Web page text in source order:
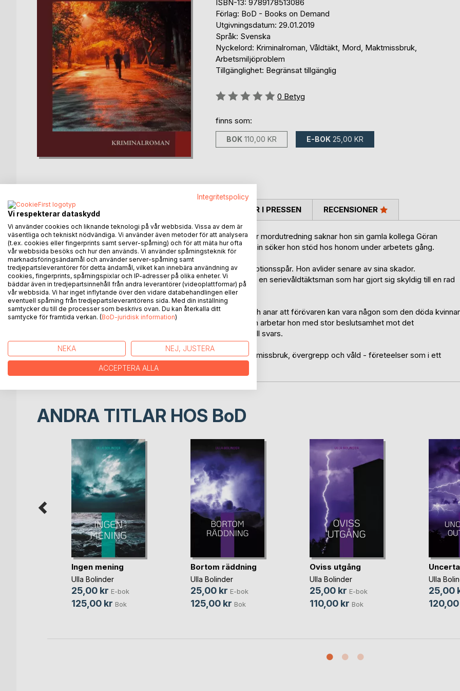
ISBN-13: 9789178513086
Förlag: BoD - Books on Demand
Utgivningsdatum: 29.01.2019
Språk: Svenska
Nyckelord: Kriminalroman, Våldtäkt, Mord, Maktmissbruk,
Arbetsmiljöproblem
Tillgänglighet: Begränsat tillgänglig
Betyg::
0 Betyg
finns som:
BOK 110,00 KR E-BOK 25,00 KR
BESKRIVNING
När kriminalinspektör Ann-Catrin Friberg ställs inför en svår mordutredning saknar hon sin gamla kollega Göran
Mårtensson som inte längre är i livet. I tankarna och fantasin söker hon stöd hos honom under arbetets gång.
En kvinna har hittats misshandlad och våldtagen intill ett motionsspår. Hon avlider senare av sina skador.
Misstankarna faller snart på den så kallade Tunnelmannen, en serievåldtäktsman som har gjort sig skyldig till en rad
brutala kvinnoöverfall de senaste åren.
Ann-Catrin Friberg känner sig tveksam till misstankarna och anar att förövaren kan vara någon som den döda
kände. Tillsammans med sina kolleger i utredningsgruppen arbetar hon med stor beslutsamhet mot det
gemensamma målet att hitta mördaren och ställa honom till svars.
I DIN HIMMEL är en mörk och smärtsam skildring av maktmissbruk, övergrepp och våld - företeelser som i ett
större perspektiv hotar hela vår existens.
KOMMENTARER I PRESSEN RECENSIONER
ANDRA TITLAR HOS BoD
Ingen mening
Ulla Bolinder
25,00 kr E-bok
125,00 kr Bok
Bortom räddning
Ulla Bolinder
25,00 kr E-bok
125,00 kr Bok
Oviss utgång
Ulla Bolinder
25,00 kr E-bok
110,00 kr Bok
Ulla
25,00
Integritetspolicy
Vi respekterar dataskydd
Vi använder cookies och liknande teknologi på vår webbsida. Vissa av dem är
väsentliga och tekniskt nödvändiga. Vi använder även metoder för att analysera
(t.ex. cookies eller fingerprints samt server-spårning) och för att mäta hur ofta
vår webbsida besöks och hur den används. Vi använder spårningsteknik för
marknadsföringsändamål och använder server-spårning samt
tredjepartsleverantörer för detta ändamål, vilket kan innebära användning av
cookies, fingerprints, spårningspixlar och IP-adresser på olika enheter. Vi
bäddar även in tredjepartsinnehåll från andra leverantörer (videoplattformar) på
vår webbsida. Vi har inget inflytande över den vidare databehandlingen eller
eventuell spårning från tredjepartsleverantörens sida. Med din inställning
samtycker du till de processer som beskrivs ovan. Du kan återkalla ditt
samtycke för framtida verkan. (BoD-juridisk information)
NEKA NEJ, JUSTERA
ACCEPTERA ALLA